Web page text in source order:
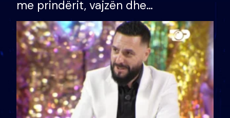
me prindërit, vajzën dhe
bashkëshorten: S’kemi ndonjë letër
divorci apo jo?